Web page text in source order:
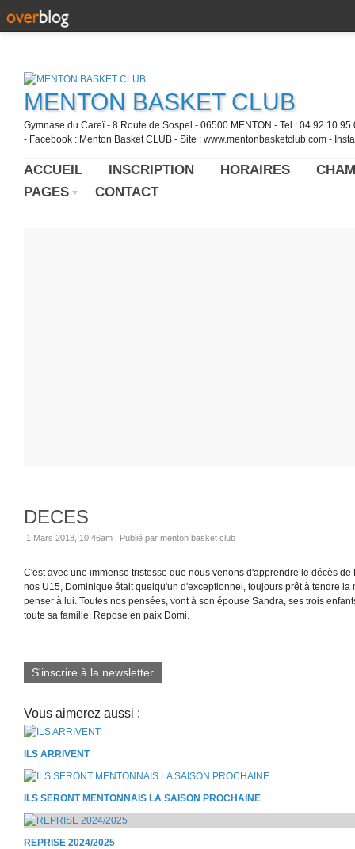
MENTON BASKET CLUB
Gymnase du Careï - 8 Route de Sospel - 06500 MENTON - Tel : 04 92 10
- Facebook : Menton Basket CLUB - Site : www.mentonbasketclub.com -
ACCUEIL INSCRIPTION HORAIRES
PAGES
CONTACT
DECES
1 Mars 2018, 10:46am | Publié par menton basket club
C'est avec une immense tristesse que nous venons d'apprendre le décès
nos U15, Dominique était quelqu'un d'exceptionnel, toujours prêt à tendre la
penser à lui. Toutes nos pensées, vont à son épouse Sandra, ses trois
toute sa famille. Repose en paix Domi.
S'inscrire à la newsletter
Vous aimerez aussi :
ILS ARRIVENT
ILS SERONT MENTONNAIS LA SAISON PROCHAINE
REPRISE 2024/2025